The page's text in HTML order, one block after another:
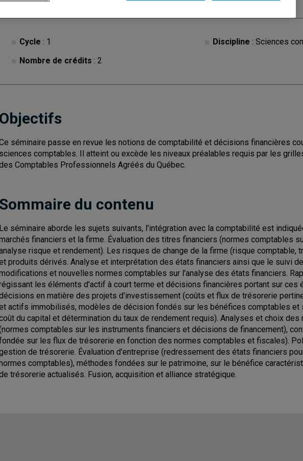
Cycle : 1
Nombre de crédits : 2
Discipline : Sciences
Objectifs
séminaire passe en revue les notions de comptabilité et décisions financières
sciences comptables. Il atteint ou excède les niveaux préalables requis par les
Comptables Professionnels Agréés du Québec.
Sommaire du contenu
Le séminaire aborde les sujets suivants, l'intégration avec la comptabilité est
financiers et la firme. Évaluation des titres financiers (normes comptables
risque et rendement). Les risques de change de la firme (risque comptable,
produits dérivés. Analyse et interprétation des états financiers ainsi que le suivi
et nouvelles normes comptables sur l'analyse des états financiers.
les éléments d'actif à court terme et décisions financières portant sur ces
en matière des projets d'investissement (coûts et flux de trésorerie
actifs immobilisés, modèles de décision fondés sur les bénéfices comptables et
du capital et détermination du taux de rendement requis). Analyses et choix
comptables sur les instruments financiers et décisions de financement),
sur les flux de trésorerie en fonction des normes comptables et fiscales).
de trésorerie. Évaluation d'entreprise (redressement des états financiers
comptables), méthodes fondées sur le patrimoine, sur le bénéfice
trésorerie actualisés. Fusion, acquisition et alliance stratégique.